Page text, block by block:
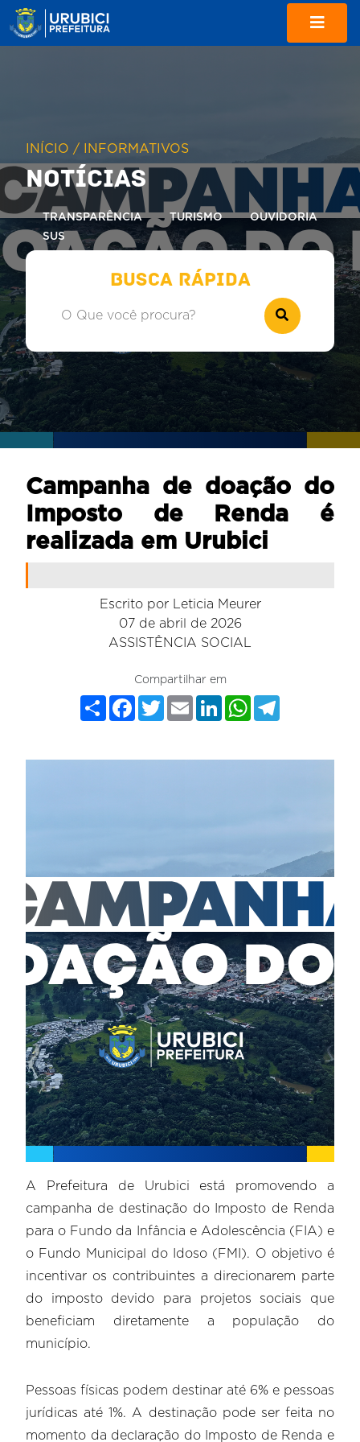
INÍCIO / INFORMATIVOS
NOTÍCIAS
TRANSPARÊNCIA TURISMO
OUVIDORIA
SUS
BUSCA RÁPIDA
Campanha de doação do
Imposto de Renda é
realizada em Urubici
Escrito por
Leticia Meurer
07 de abril de 2026
ASSISTÊNCIA SOCIAL
Compartilhar em
ShareFacebook
TwitterEmailLinkedInWhatsApp
A Prefeitura de Urubici está promovendo a
campanha de destinação do Imposto de Renda
para o Fundo da Infância e Adolescência (FIA) e
o Fundo Municipal do Idoso (FMI). O objetivo é
incentivar os contribuintes a direcionarem parte
do imposto devido para projetos sociais que
beneficiam diretamente a população do
município.
Pessoas físicas podem destinar até 6% e pessoas
jurídicas até 1%. A destinação pode ser feita no
momento da declaração do Imposto de Renda e